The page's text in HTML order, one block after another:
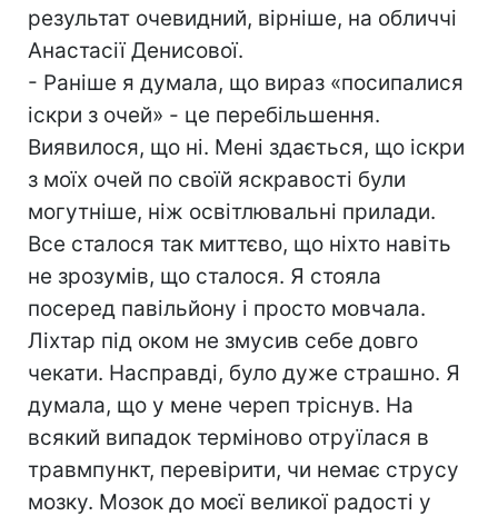
результат очевидний, вірніше, на обличчі
Анастасії Денисової.
- Раніше я думала, що вираз «посипалися
іскри з очей» - це перебільшення.
Виявилося, що ні. Мені здається, що іскри
з моїх очей по своїй яскравості були
могутніше, ніж освітлювальні прилади.
Все сталося так миттєво, що ніхто навіть
не зрозумів, що сталося. Я стояла
посеред павільйону і просто мовчала.
Ліхтар під оком не змусив себе довго
чекати. Насправді, було дуже страшно. Я
думала, що у мене череп тріснув. На
всякий випадок терміново отруїлася в
травмпункт, перевірити, чи немає струсу
мозку. Мозок до моєї великої радості у